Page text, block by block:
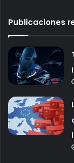
Publicaciones